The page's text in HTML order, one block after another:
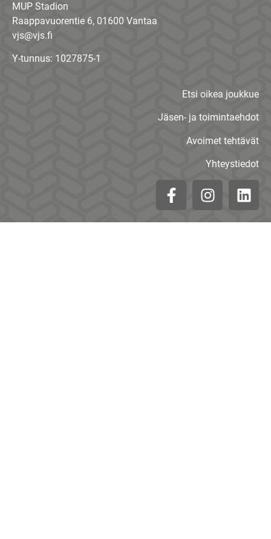
MUP Stadion
Raappavuorentie 6, 01600 Vantaa
vjs@vjs.fi
Y-tunnus: 1027875-1
Etsi oikea joukkue
Jäsen- ja toimintaehdot
Avoimet tehtävät
Yhteystiedot